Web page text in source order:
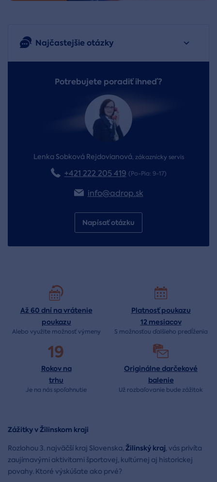
Najčastejšie otázky
Potrebujete poradiť ihneď?
Lenka Sobková Rejdovianová, zákaznícky servis
+421 222 205 419 (Po-Pia: 9-17)
info@adrop.sk
Napísať otázku
Až 60 dní na vrátenie
poukazu
Alebo využite možnosť výmeny
Platnosť poukazu
12 mesiacov
S možnosťou ďalšieho predĺženia
19
Rokov na
trhu
Je na nás spoľahnutie
Originálne darčekové
balenie
Už rozbaľovanie budezážitok
Zážitky v Žilinskom kraji
Rozlohou 3. najväčší kraj Slovenska,Žilinský kraj, vás privíta
zaujímavými aktivitami športovej, kultúrnej aj historickej
povahy. Ktoré výskúšate ako prvé?